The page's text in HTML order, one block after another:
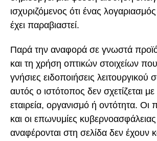
ισχυριζόμενος ότι ένας
έχει παραβιαστεί.
Παρά την αναφορά σε γνωστά
και τη χρήση οπτικών στοιχείων
γνήσιες ειδοποιήσεις λειτουργικού
αυτός ο ιστότοπος δεν σχετίζεται
εταιρεία, οργανισμό ή οντότητα. Οι
και οι επωνυμίες
αναφέρονται στη σελίδα δεν έχουν